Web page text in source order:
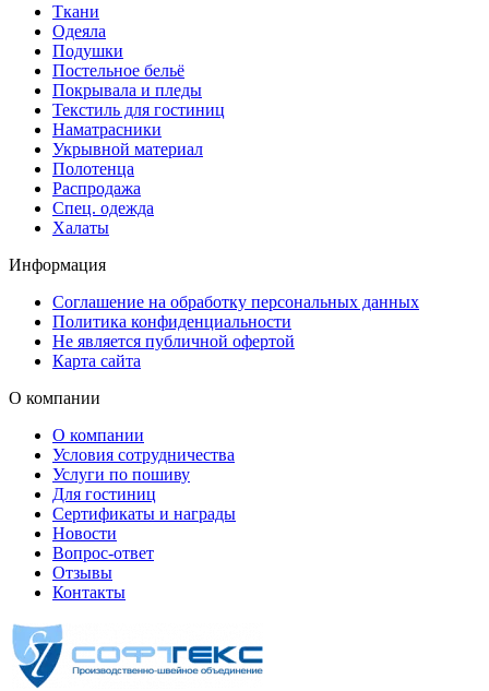
Ткани
Одеяла
Подушки
Постельное бельё
Покрывала и пледы
Текстиль для гостиниц
Наматрасники
Укрывной материал
Полотенца
Распродажа
Спец. одежда
Халаты
Информация
Соглашение на обработку персональных данных
Политика конфиденциальности
Не является публичной офертой
Карта сайта
О компании
О компании
Условия сотрудничества
Услуги по пошиву
Для гостиниц
Сертификаты и награды
Новости
Вопрос-ответ
Отзывы
Контакты